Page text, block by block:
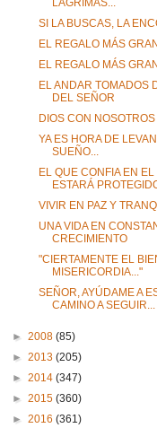
LÁGRIMAS...
SI LA BUSCAS, LA
EL REGALO MÁS
EL REGALO MÁS
EL ANDAR TOMADOS
DEL SEÑOR
DIOS CON NOSOTROS
YA ES HORA DE
SUEÑO...
EL QUE CONFIA EN
ESTARÁ
VIVIR EN PAZ Y
UNA VIDA EN
CRECIMIENTO
"CIERTAMENTE EL
MISERICORDIA..."
SEÑOR, AYÚDAME A
CAMINO A SEGUIR...
► 2008 (85)
► 2013 (205)
► 2014 (347)
► 2015 (360)
► 2016 (361)